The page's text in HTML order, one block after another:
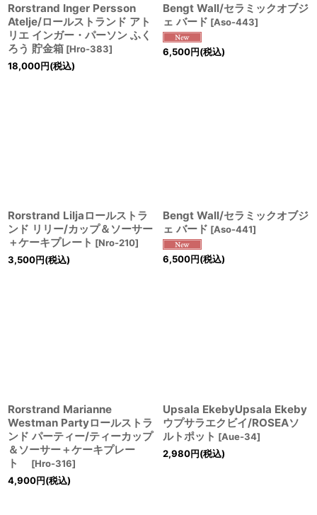
Rorstrand Inger Persson
Atelje/ロールストランド アト
リエ インガー・パーソン ふく
ろう 貯金箱 [Hro-383]
18,000円(税込)
Bengt Wall/セラミックオブジ
ェ バード [Aso-443]
6,500円(税込)
Rorstrand Liljaロールストラ
ンド リリー/カップ＆ソーサー
＋ケーキプレート [Nro-210]
3,500円(税込)
Bengt Wall/セラミックオブジ
ェ バード [Aso-441]
6,500円(税込)
Rorstrand Marianne
Westman Partyロールストラ
ンド パーティー/ティーカップ
＆ソーサー＋ケーキプレー
ト
[Hro-316]
4,900円(税込)
Upsala EkebyUpsala Ekeby
ウプサラエクビイ/ROSEAソ
ルトポット [Aue-34]
2,980円(税込)